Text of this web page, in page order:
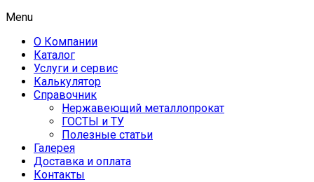
Menu
О Компании
Каталог
Услуги и сервис
Калькулятор
Справочник
Нержавеющий металлопрокат
ГОСТЫ и ТУ
Полезные статьи
Галерея
Доставка и оплата
Контакты